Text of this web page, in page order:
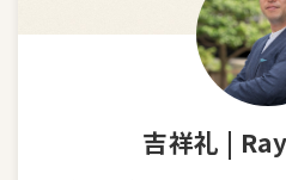
吉祥礼 |